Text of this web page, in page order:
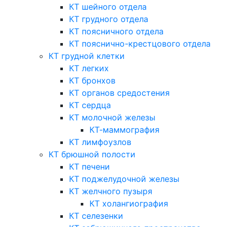
КТ шейного отдела
КТ грудного отдела
КТ поясничного отдела
КТ пояснично-крестцового отдела
КТ грудной клетки
КТ легких
КТ бронхов
КТ органов средостения
КТ сердца
КТ молочной железы
КТ-маммография
КТ лимфоузлов
КТ брюшной полости
КТ печени
КТ поджелудочной железы
КТ желчного пузыря
КТ холангиография
КТ селезенки